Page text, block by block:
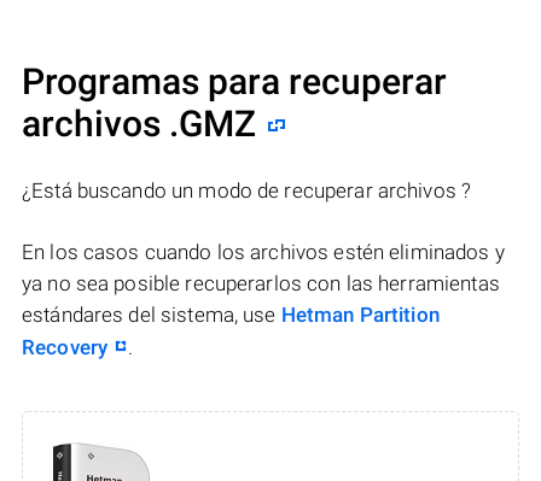
Programas para recuperar
archivos .GMZ
¿Está buscando un modo de recuperar archivos ?
En los casos cuando los archivos estén eliminados y
ya no sea posible recuperarlos con las herramientas
estándares del sistema, use Hetman Partition
Recovery
.